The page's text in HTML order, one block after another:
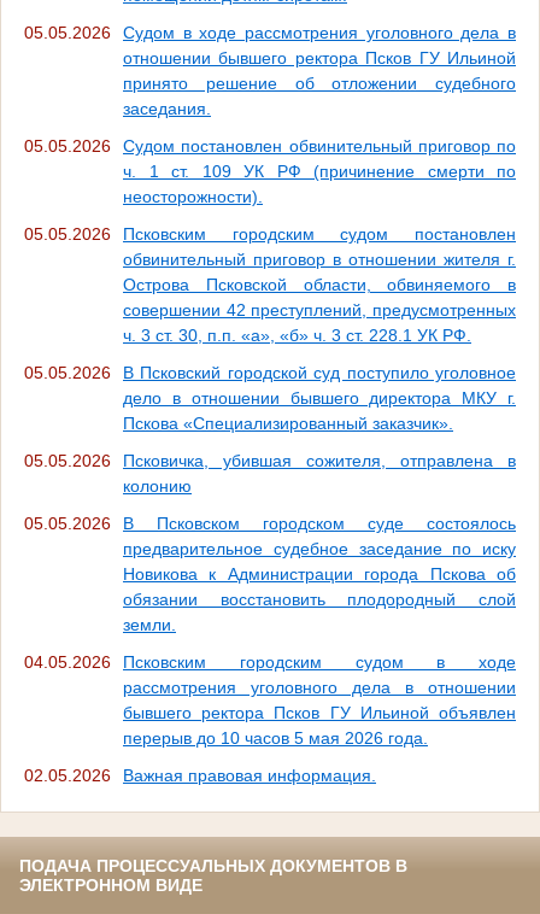
05.05.2026
Судом в ходе рассмотрения уголовного дела в
отношении бывшего ректора Псков ГУ Ильиной
принято решение об отложении судебного
заседания.
05.05.2026
Судом постановлен обвинительный приговор по
ч. 1 ст. 109 УК РФ (причинение смерти по
неосторожности).
05.05.2026
Псковским городским судом постановлен
обвинительный приговор в отношении жителя г.
Острова Псковской области, обвиняемого в
совершении 42 преступлений, предусмотренных
ч. 3 ст. 30, п.п. «а», «б» ч. 3 ст. 228.1 УК РФ.
05.05.2026
В Псковский городской суд поступило уголовное
дело в отношении бывшего директора МКУ г.
Пскова «Специализированный заказчик».
05.05.2026
Псковичка, убившая сожителя, отправлена в
колонию
05.05.2026
В Псковском городском суде состоялось
предварительное судебное заседание по иску
Новикова к Администрации города Пскова об
обязании восстановить плодородный слой
земли.
04.05.2026
Псковским городским судом в ходе
рассмотрения уголовного дела в отношении
бывшего ректора Псков ГУ Ильиной объявлен
перерыв до 10 часов 5 мая 2026 года.
02.05.2026
Важная правовая информация.
ПОДАЧА ПРОЦЕССУАЛЬНЫХ ДОКУМЕНТОВ В
ЭЛЕКТРОННОМ ВИДЕ